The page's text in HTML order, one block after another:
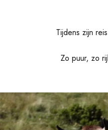
Tijdens zijn
Zo puur, zo